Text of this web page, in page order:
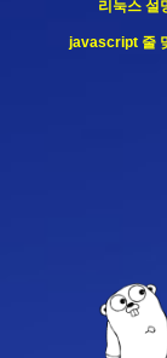
리눅스 설
javascript 줄